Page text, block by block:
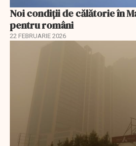
Noi condiții de călătorie în
pentru români
22 FEBRUARIE 2026